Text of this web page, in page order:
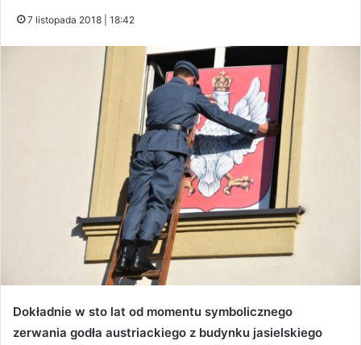
7 listopada 2018 | 18:42
Dokładnie w sto lat od momentu symbolicznego
zerwania godła austriackiego z budynku jasielskiego